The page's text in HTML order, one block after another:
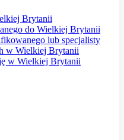
Brytanii
do Wielkiej Brytanii
lub specjalisty
w Wielkiej Brytanii
w Wielkiej Brytanii